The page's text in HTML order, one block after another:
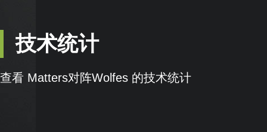
技术统计
查看 Matters对阵Wolfes 的技术统计